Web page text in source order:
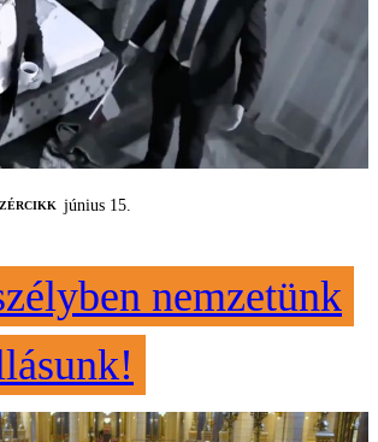
június 15.
nemzetünk